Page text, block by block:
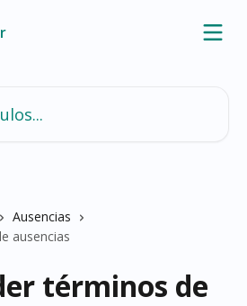
Ausencias
ausencias
términos de